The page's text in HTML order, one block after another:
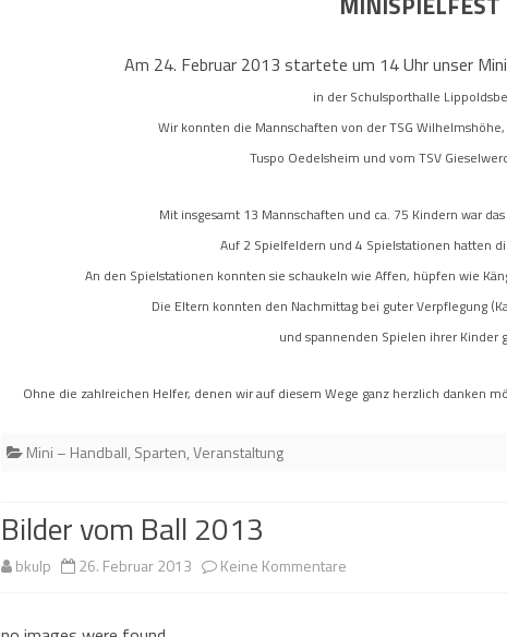
BEITRÄGE
GYMNASTIK BEITRÄGE
2. HERREN HSG WESERTAL
2. DAMEN HSG WESERTAL
BEITRÄGE
Am 24. Februar 2013 startete um 14 Uhr unser
in der Schulsporthalle
Wir konnten die Mannschaften von der TSG
Tuspo Oedelsheim und vom TSV
Mit insgesamt 13 Mannschaften und ca. 75 Kindern war
Auf 2 Spielfeldern und 4 Spielstationen hatten
An den Spielstationen konnten sie schaukeln wie Affen, hüpfen wie
Die Eltern konnten den Nachmittag bei guter Verpflegung
und spannenden Spielen ihrer Kinder
Ohne die zahlreichen Helfer, denen wir auf diesem Wege ganz herzlich danken
Mini – Handball, Sparten,Veranstaltung
Bilder vom Ball 2013
bkulp 26. Februar 2013 Keine Kommentare